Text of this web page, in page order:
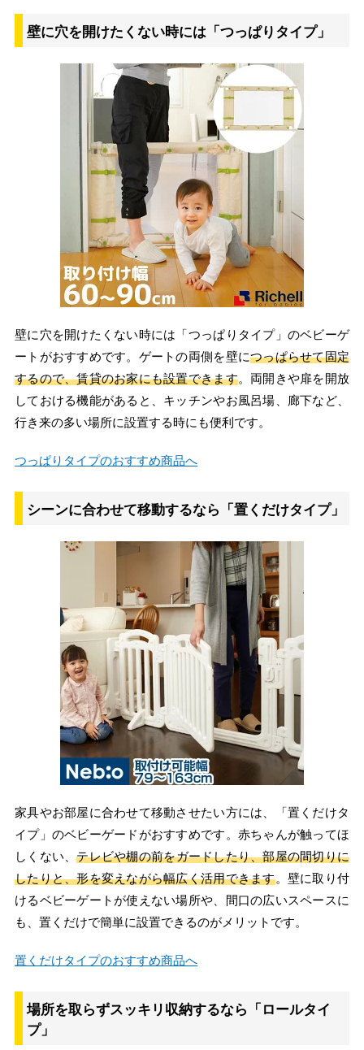
壁に穴を開けたくない時には「つっぱりタイプ」
壁に穴を開けたくない時には「つっぱりタイプ」のベビーゲ
ートがおすすめです。ゲートの両側を壁につっぱらせて固定
するので、賃貸のお家にも設置できます。両開きや扉を開放
しておける機能があると、キッチンやお風呂場、廊下など、
行き来の多い場所に設置する時にも便利です。
つっぱりタイプのおすすめ商品へ
シーンに合わせて移動するなら「置くだけタイプ」
家具やお部屋に合わせて移動させたい方には、「置くだけタ
イプ」のベビーゲードがおすすめです。赤ちゃんが触ってほ
しくない、テレビや棚の前をガードしたり、部屋の間切りに
したりと、形を変えながら幅広く活用できます。壁に取り付
けるベビーゲートが使えない場所や、間口の広いスペースに
も、置くだけで簡単に設置できるのがメリットです。
置くだけタイプのおすすめ商品へ
場所を取らずスッキリ収納するなら「ロールタイ
プ」